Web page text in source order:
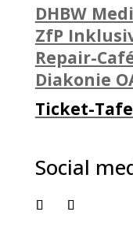
DHBW
ZfP
Repair-
Diakonie
Ticket-
Social